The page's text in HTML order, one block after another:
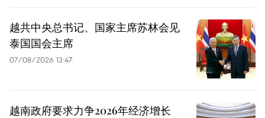
越共中央总书记、国家主席苏林会见
泰国国会主席
07/08/2026 13:47
越南政府要求力争2026年经济增长